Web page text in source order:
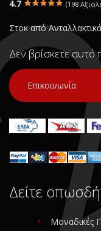
Κατάσταση:
Μεταχειρισμένο
Προέλευση:Original
Νούμερο Αγγελίας (SKU):
Συνδεθείτε για
4.7 (198
Στοκ από
Δεν βρίσκετε αυτό
Επικοινωνία
Δείτε
Μοναδικές